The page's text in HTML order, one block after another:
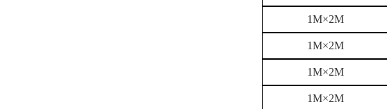
1M×2M
1M×2M
1M×2M
1M×2M